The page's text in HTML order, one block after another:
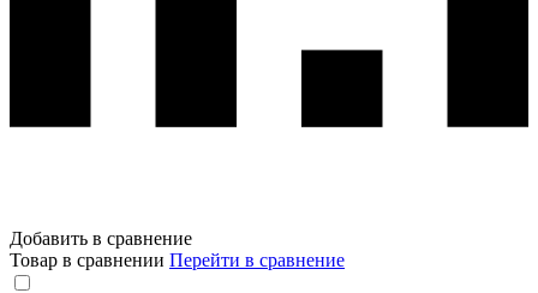
Добавить в сравнение
Товар в сравнении Перейти в сравнение